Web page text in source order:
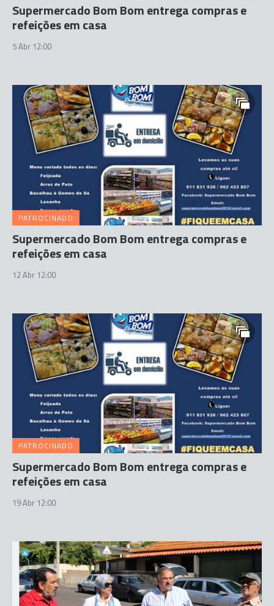
Supermercado Bom Bom entrega compras e
refeições em casa
5 Abr 12:00
PATROCINADO
Supermercado Bom Bom entrega compras e
refeições em casa
12 Abr 12:00
PATROCINADO
Supermercado Bom Bom entrega compras e
refeições em casa
19 Abr 12:00